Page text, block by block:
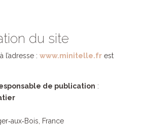
du site
l’adresse : www.minitelle.frest
de publication :
France